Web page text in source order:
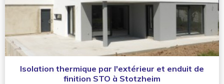
Isolation thermique par l'extérieur et enduit de
finition STO à Stotzheim